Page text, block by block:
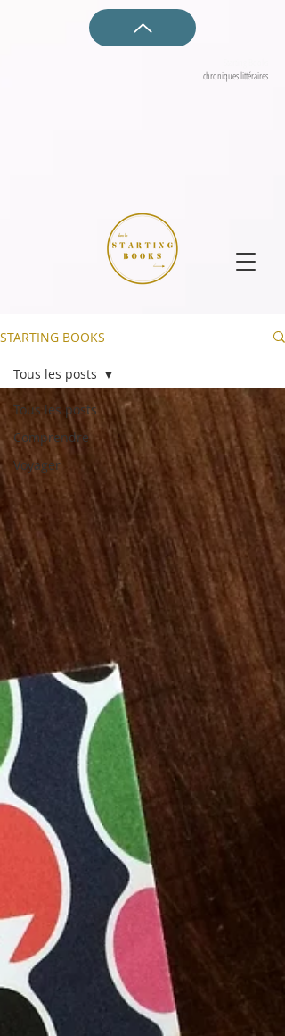
chroniques littéraires
STARTING BOOKS
Tous les posts
Comprendre
Voyager
Tous les posts